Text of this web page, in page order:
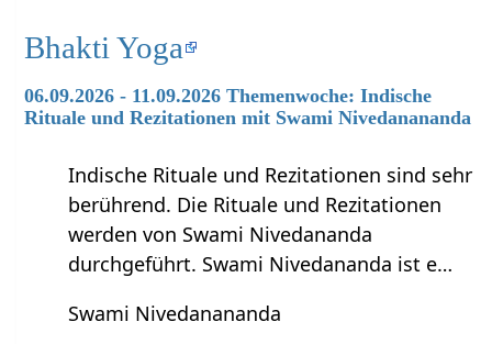
Bhakti Yoga
06.09.2026 - 11.09.2026 Themenwoche: Indische
Rituale und Rezitationen mit Swami Nivedanananda
Indische Rituale und Rezitationen sind sehr
berührend. Die Rituale und Rezitationen
werden von Swami Nivedananda
durchgeführt. Swami Nivedananda ist e…
Swami Nivedanananda